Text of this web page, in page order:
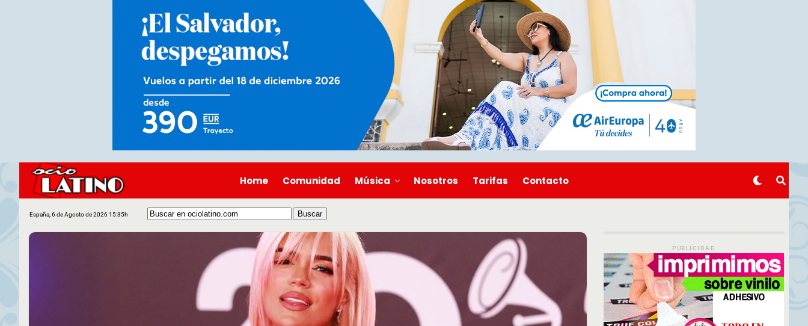
Home Comunidad Música Nosotros Tarifas Contacto
España, 6 de Agosto de 2026 15:35h
PUBLICIDAD